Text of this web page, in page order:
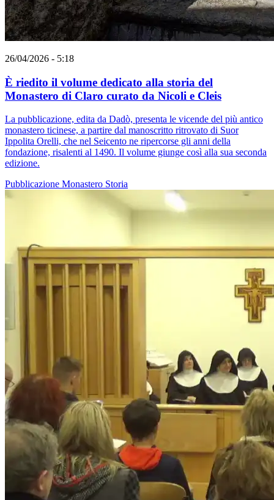
26/04/2026 - 5:18
È riedito il volume dedicato alla storia del
Monastero di Claro curato da Nicoli e Cleis
La pubblicazione, edita da Dadò, presenta le vicende del più antico
monastero ticinese, a partire dal manoscritto ritrovato di Suor
Ippolita Orelli, che nel Seicento ne ripercorse gli anni della
fondazione, risalenti al 1490. Il volume giunge così alla sua seconda
edizione.
Pubblicazione Monastero Storia